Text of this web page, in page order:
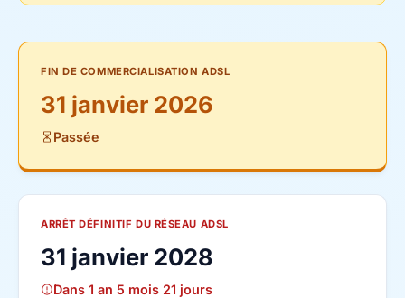
FIN DE COMMERCIALISATION ADSL
31 janvier 2026
Passée
ARRÊT DÉFINITIF DU RÉSEAU ADSL
31 janvier 2028
Dans 1 an 5 mois 21 jours